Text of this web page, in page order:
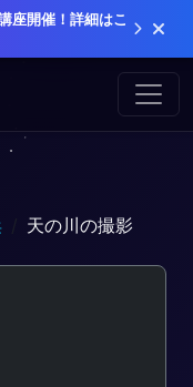
座開催！詳細はこ
天の川の撮影